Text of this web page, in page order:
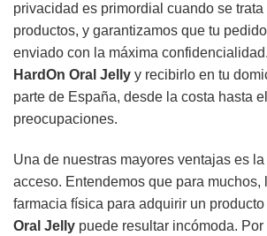
privacidad es primordial cuando se
productos, y garantizamos que tu
enviado con la máxima
HardOn Oral Jelly y recibirlo en tu
parte de España, desde la costa hasta
preocupaciones.
Una de nuestras mayores ventajas es
acceso. Entendemos que para muchos,
farmacia física para adquirir un
Oral Jelly puede resultar incómoda.